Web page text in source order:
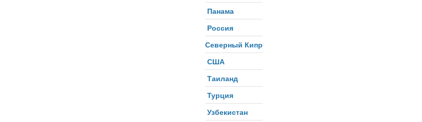
Панама
Россия
Северный Кипр
США
Таиланд
Турция
Узбекистан